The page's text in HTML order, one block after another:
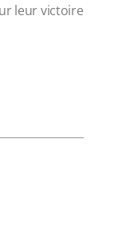
leur victoire